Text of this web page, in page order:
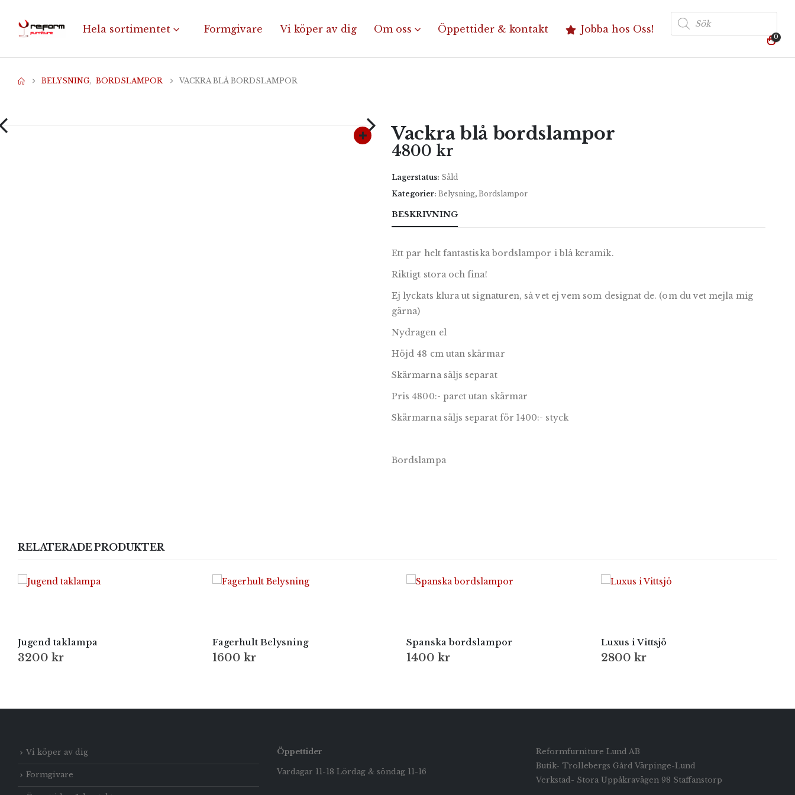
Hela sortimentet Formgivare Vi köper av dig Om oss Öppettider & kontakt Jobba hos Oss!
Produktsökning
0
BELYSNING, BORDSLAMPOR VACKRA BLÅ BORDSLAMPOR
Vackra blå bordslampor
4800 kr
Lagerstatus: Såld
Kategorier: Belysning, Bordslampor
BESKRIVNING
Ett par helt fantastiska bordslampor i blå keramik.
Riktigt stora och fina!
Ej lyckats klura ut signaturen, så vet ej vem som designat de. (om du vet mejla mig
gärna)
Nydragen el
Höjd 48 cm utan skärmar
Skärmarna säljs separat
Pris 4800:- paret utan skärmar
Skärmarna säljs separat för 1400:- styck
Bordslampa
RELATERADE PRODUKTER
Jugend taklampa
3200 kr
Fagerhult Belysning
1600 kr
Spanska bordslampor
1400 kr
Luxus i Vittsjö
2800 kr
Vi köper av dig
Formgivare
Öppettider
Vardagar 11-18 Lördag & söndag 11-16
Reformfurniture Lund AB
Butik- Trollebergs Gård Värpinge-Lund
Verkstad- Stora Uppåkravägen 98 Staffanstorp